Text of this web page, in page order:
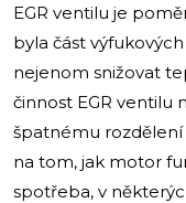
EGR ventilu je
byla část
nejenom snižovat
činnost EGR ventilu
špatnému
na tom, jak motor
spotřeba, v